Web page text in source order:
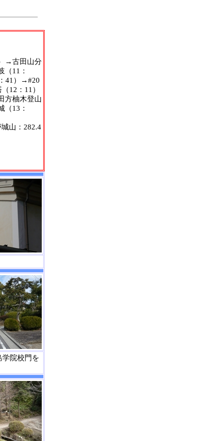
→古田山分
11：
41）→#20
12：11）
方柚木登山
13：
山：282.4
学院校門を